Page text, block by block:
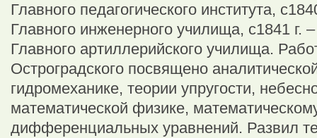
Главного педагогического института,
Главного инженерного училища, с1841 г.
Главного артиллерийского училища.
Остроградского посвящено
гидромеханике, теории упругости,
математической физике,
дифференциальных уравнений. Развил